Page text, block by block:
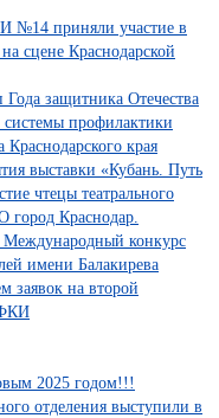
№14 приняли участие в
сцене Краснодарской
защитника Отечества
профилактики
Краснодарского края
выставки «Кубань. Путь
чтецы театрального
Краснодар.
конкурс
имени Балакирева
заявок на второй
2025 годом!!!
отделения выступили в